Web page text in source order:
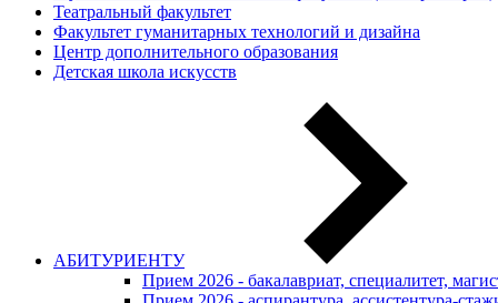
Театральный факультет
Факультет гуманитарных технологий и дизайна
Центр дополнительного образования
Детская школа искусств
АБИТУРИЕНТУ
Прием 2026 - бакалавриат, специалитет,